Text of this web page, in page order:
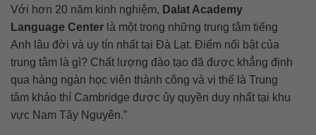
Với hơn 20 năm kinh nghiệm, Dalat Academy
Language Center là một trong những trung tâm tiếng
Anh lâu đời và uy tín nhất tại Đà Lạt. Điểm nổi bật của
trung tâm là gì? Chất lượng đào tạo đã được khẳng định
qua hàng ngàn học viên thành công và vị thế là Trung
tâm khảo thí Cambridge được ủy quyền duy nhất tại khu
vực Nam Tây Nguyên.”